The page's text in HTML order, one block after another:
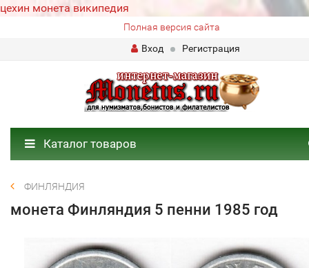
цехин монета википедия
Полная версия сайта
Вход
Регистрация
Каталог товаров
ФИНЛЯНДИЯ
монета Финляндия 5 пенни 1985 год